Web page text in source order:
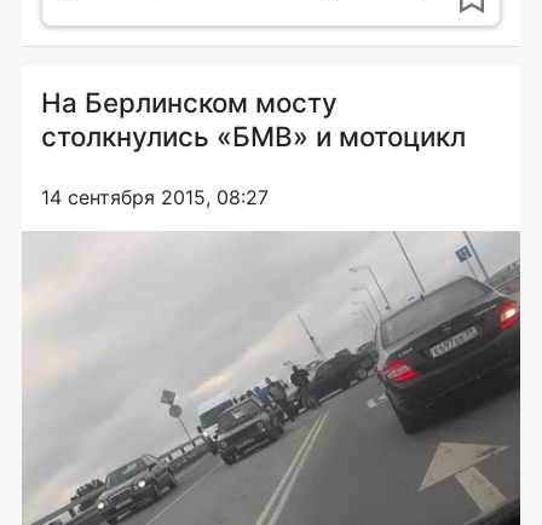
На Берлинском мосту
столкнулись «БМВ» и мотоцикл
14 сентября 2015, 08:27